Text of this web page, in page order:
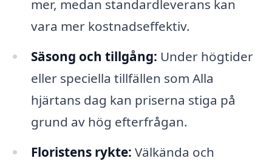
mer, medan standardleverans kan
vara mer kostnadseffektiv.
Säsong och tillgång: Under högtider
eller speciella tillfällen som Alla
hjärtans dag kan priserna stiga på
grund av hög efterfrågan.
Floristens rykte: Välkända och